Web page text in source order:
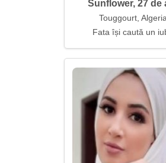
Sunflower, 27 de
Touggourt, Algeria
Fata își caută un